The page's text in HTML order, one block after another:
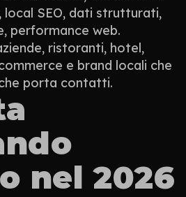
local SEO, dati strutturati,
performance web.
ristoranti, hotel,
e brand locali che
porta contatti.
nel 2026